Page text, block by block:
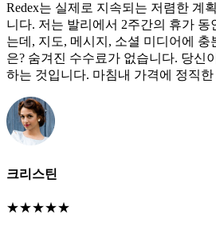
Redex는 실제로 지속되는 저렴한 계
니다. 저는 발리에서 2주간의 휴가 동
는데, 지도, 메시지, 소셜 미디어에 충
은? 숨겨진 수수료가 없습니다. 당신
하는 것입니다. 마침내 가격에 정직
크리스틴
★★★★★